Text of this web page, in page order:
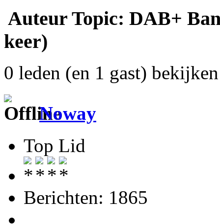
Auteur Topic: DAB+
keer)
0 leden (en 1 gast)
Noway
Top Lid
Berichten: 1865